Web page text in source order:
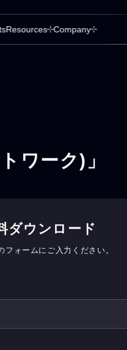
Resources Company
ワーク)」
ダウンロード
フォームにご入力ください。